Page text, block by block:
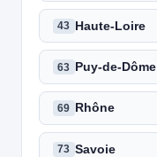
43 Haute-Loire
63 Puy-de-Dôme
69 Rhône
73 Savoie